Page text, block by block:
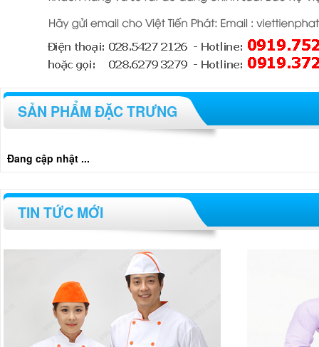
SẢN PHẨM ĐẶC TRƯNG
Đang cập nhật ...
TIN TỨC MỚI